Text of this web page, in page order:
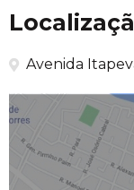
Avenida